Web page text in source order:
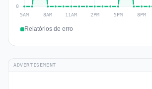
Relatórios de erro
ADVERTISEMENT